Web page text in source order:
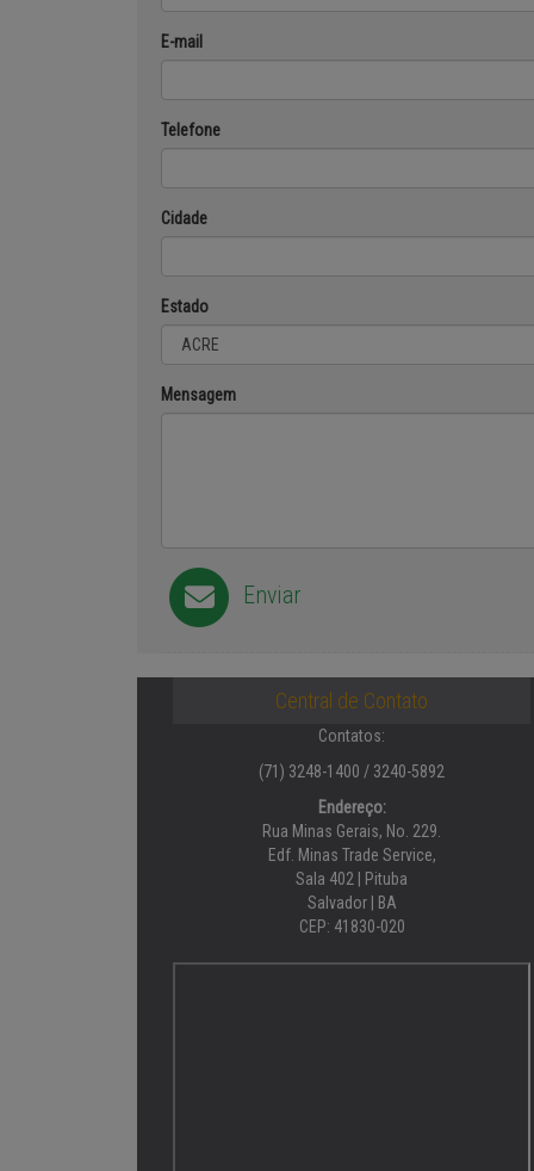
E-mail
Telefone
Cidade
Estado
Mensagem
Enviar
Central de Contato
Contatos:
(71) 3248-1400 / 3240-5892
Endereço:
Rua Minas Gerais, No. 229.
Edf. Minas Trade Service,
Sala 402 | Pituba
Salvador | BA
CEP: 41830-020